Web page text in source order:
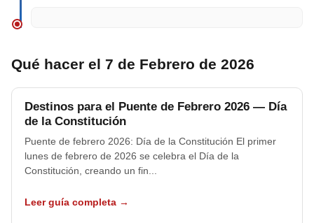
Qué hacer el 7 de Febrero de 2026
Destinos para el Puente de Febrero 2026 — Día
de la Constitución
Puente de febrero 2026: Día de la Constitución El primer
lunes de febrero de 2026 se celebra el Día de la
Constitución, creando un fin...
Leer guía completa →